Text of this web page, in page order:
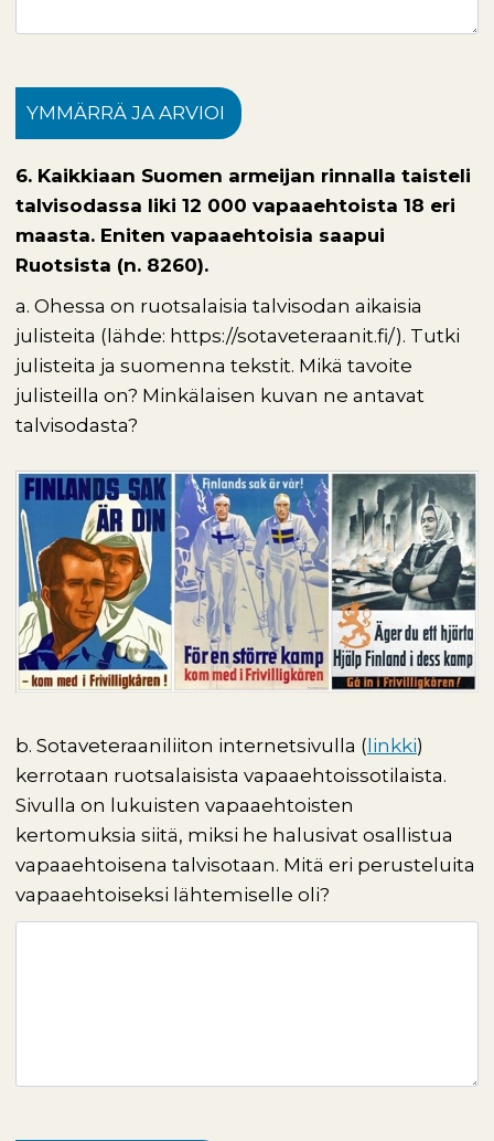
YMMÄRRÄ JA ARVIOI
6. Kaikkiaan Suomen armeijan rinnalla taisteli
talvisodassa liki 12 000 vapaaehtoista 18 eri
maasta. Eniten vapaaehtoisia saapui
Ruotsista (n. 8260).
a. Ohessa on ruotsalaisia talvisodan aikaisia
julisteita (lähde: https://sotaveteraanit.fi/). Tutki
julisteita ja suomenna tekstit. Mikä tavoite
julisteilla on? Minkälaisen kuvan ne antavat
talvisodasta?
b. Sotaveteraaniliiton internetsivulla (linkki)
kerrotaan ruotsalaisista vapaaehtoissotilaista.
Sivulla on lukuisten vapaaehtoisten
kertomuksia siitä, miksi he halusivat osallistua
vapaaehtoisena talvisotaan. Mitä eri perusteluita
vapaaehtoiseksi lähtemiselle oli?